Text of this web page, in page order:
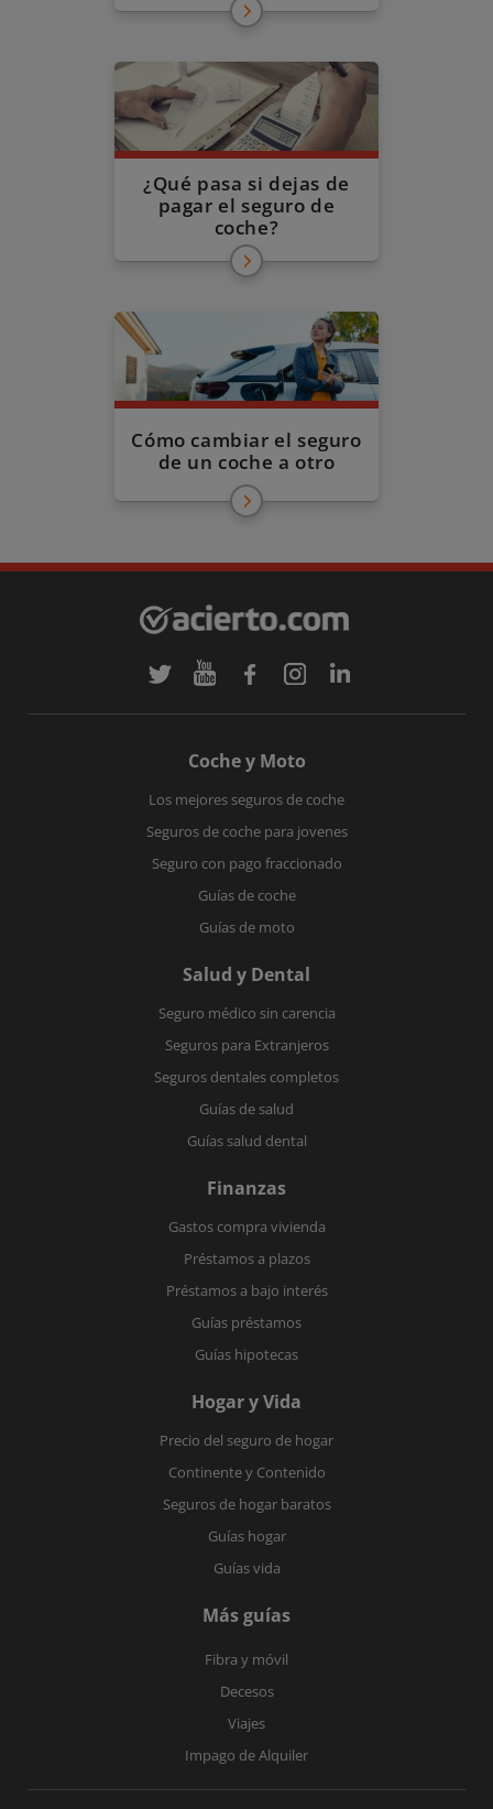
¿Qué pasa si dejas de
pagar el seguro de
coche?
Cómo cambiar el seguro
de un coche a otro
Coche y Moto
Los mejores seguros de coche
Seguros de coche para jovenes
Seguro con pago fraccionado
Guías de coche
Guías de moto
Salud y Dental
Seguro médico sin carencia
Seguros para Extranjeros
Seguros dentales completos
Guías de salud
Guías salud dental
Finanzas
Gastos compra vivienda
Préstamos a plazos
Préstamos a bajo interés
Guías préstamos
Guías hipotecas
Hogar y Vida
Precio del seguro de hogar
Continente y Contenido
Seguros de hogar baratos
Guías hogar
Guías vida
Más guías
Fibra y móvil
Decesos
Viajes
Impago de Alquiler